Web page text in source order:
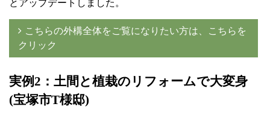
とアップデートしました。
こちらの外構全体をご覧になりたい方は、こちらを
クリック
実例2：土間と植栽のリフォームで大変身
(宝塚市T様邸)